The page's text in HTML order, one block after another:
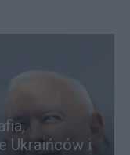
Ukraińców i